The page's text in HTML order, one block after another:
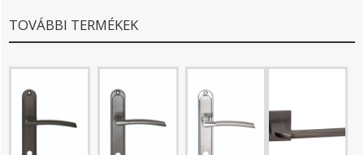
TOVÁBBI TERMÉKEK